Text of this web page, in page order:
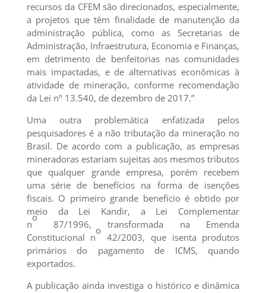
recursos da CFEM são direcionados, especialmente,
a projetos que têm finalidade de manutenção da
administração pública, como as Secretarias de
Administração, Infraestrutura, Economia e Finanças,
em detrimento de benfeitorias nas comunidades
mais impactadas, e de alternativas econômicas à
atividade de mineração, conforme recomendação
da Lei nº 13.540, de dezembro de 2017.”
Uma outra problemática enfatizada pelos
pesquisadores é a não tributação da mineração no
Brasil. De acordo com a publicação, as empresas
mineradoras estariam sujeitas aos mesmos tributos
que qualquer grande empresa, porém recebem
uma série de benefícios na forma de isenções
fiscais. O primeiro grande benefício é obtido por
meio da Lei Kandir, a Lei Complementar
n
o
87/1996, transformada na Emenda
Constitucional n
o
42/2003, que isenta produtos
primários do pagamento de ICMS, quando
exportados.
A publicação ainda investiga o histórico e dinâmica